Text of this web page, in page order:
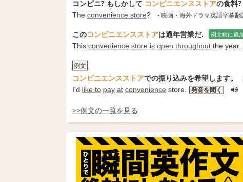
コンビニ? もしかして コンビニエンスストアの食料?
The convenience store? - 映画・海外ドラマ英語字幕翻
このコンビニエンスストアは通年営業だ. 例文帳に追
This convenience store is open throughout the year.
例文
コンビニエンスストアでの振り込みを希望します。
I'd like to pay at convenience store. 発音を聞く
>>例文の一覧を見る